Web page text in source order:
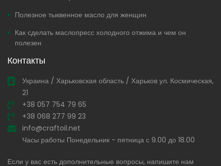
Полезное тыквенное масло для женщин
Как сделать маслопресс холодного отжима и чем он
полезен
Контакты
Украина / Харьковская область / Харьков ул. Космическая,
21
+38 057 754 79 65
+38 068 277 99 23
info@craftoil.net
Часы работы Понедельник - пятница с 9.00 до 18.00
Если у вас есть дополнительные вопросы, напишите нам